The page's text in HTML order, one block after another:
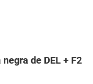
de DEL + F2